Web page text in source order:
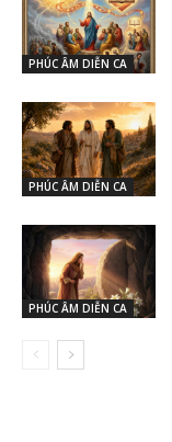
PHÚC ÂM DIỄN CA
PHÚC ÂM DIỄN CA
PHÚC ÂM DIỄN CA